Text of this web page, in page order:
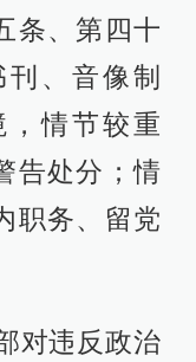
条、第四十
、音像制
情节较重
告处分；情
职务、留党
对违反政治